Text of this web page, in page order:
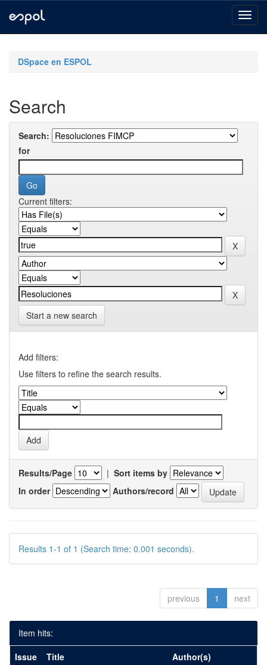
navigationDSpace en ESPOL
Search
Search:
for
Current filters:
Start a new search
Add filters:
Use filters to refine the search results.
Results/Page | Sort items by
In order
Authors/record
Results 1-1 of 1 (Search time: 0.001 seconds).
previous 1 next
Item hits:
Issue
Title Author(s)